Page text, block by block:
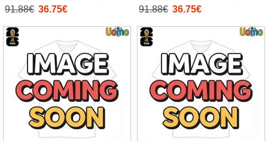
Mondiali 2026 Manica Corta +
Pantaloni corti)
91.88€ 36.75€
Mondiali 2026 Manica Corta +
Pantaloni corti)
91.88€ 36.75€